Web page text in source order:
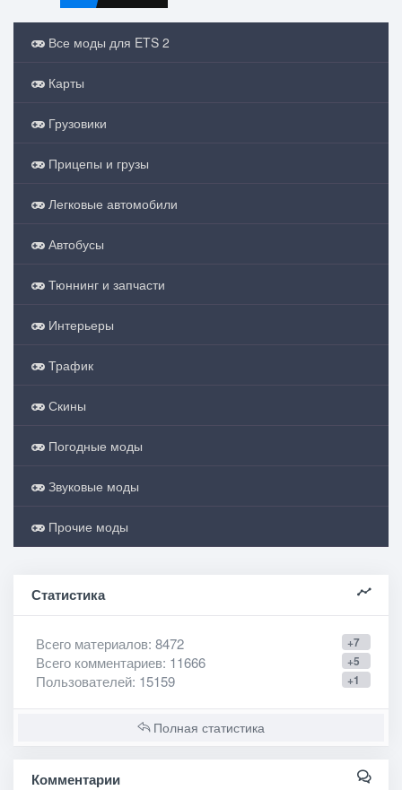
Все моды для ETS 2
Карты
Грузовики
Прицепы и грузы
Легковые автомобили
Автобусы
Тюннинг и запчасти
Интерьеры
Трафик
Скины
Погодные моды
Звуковые моды
Прочие моды
Статистика
+7
Всего материалов: 8472
+5
Всего комментариев: 11666
+1
Пользователей: 15159
Полная статистика
Комментарии